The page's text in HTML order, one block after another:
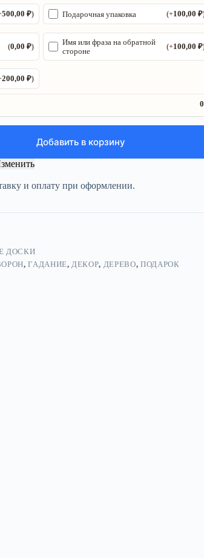
500,00₽) Подарочная упаковка (+100,00 ₽
(0,00₽)
Имя или фраза на обратной
стороне
(+100,00 ₽
200,00₽)
Добавить в корзину
и оплату при оформлении.
ДОСКИ
,ГАДАНИЕ,ДЕКОР, ДЕРЕВО, ПОДАРОК